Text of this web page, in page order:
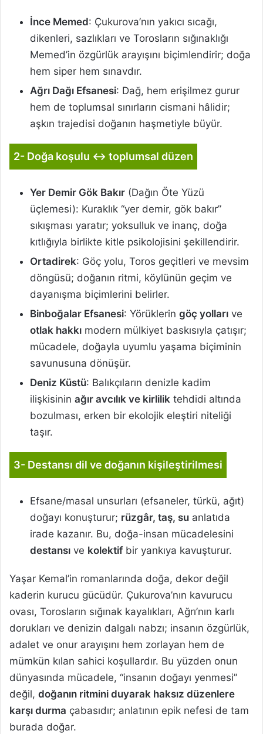
İnce Memed: Çukurova’nın yakıcı sıcağı,
dikenleri, sazlıkları ve Torosların sığınaklığı
Memed’in özgürlük arayışını biçimlendirir; doğa
hem siper hem sınavdır.
Ağrı Dağı Efsanesi: Dağ, hem erişilmez gurur
hem de toplumsal sınırların cismani hâlidir;
aşkın trajedisi doğanın haşmetiyle büyür.
2- Doğa koşulu ↔ toplumsal düzen
Yer Demir Gök Bakır (Dağın Öte Yüzü
üçlemesi): Kuraklık “yer demir, gök bakır”
sıkışması yaratır; yoksulluk ve inanç, doğa
kıtlığıyla birlikte kitle psikolojisini şekillendirir.
Ortadirek: Göç yolu, Toros geçitleri ve mevsim
döngüsü; doğanın ritmi, köylünün geçim ve
dayanışma biçimlerini belirler.
Binboğalar Efsanesi: Yörüklerin göç yolları ve
otlak hakkı modern mülkiyet baskısıyla çatışır;
mücadele, doğayla uyumlu yaşama biçiminin
savunusuna dönüşür.
Deniz Küstü: Balıkçıların denizle kadim
ilişkisinin ağır avcılık ve kirlilik tehdidi altında
bozulması, erken bir ekolojik eleştiri niteliği
taşır.
3- Destansı dil ve doğanın kişileştirilmesi
Efsane/masal unsurları (efsaneler, türkü, ağıt)
doğayı konuşturur; rüzgâr, taş, su anlatıda
irade kazanır. Bu, doğa-insan mücadelesini
destansı ve kolektifbir yankıya kavuşturur.
Yaşar Kemal’in romanlarında doğa, dekor değil
kaderin kurucu gücüdür. Çukurova’nın kavurucu
ovası, Torosların sığınak kayalıkları, Ağrı’nın karlı
dorukları ve denizin dalgalı nabzı; insanın özgürlük,
adalet ve onur arayışını hem zorlayan hem de
mümkün kılan sahici koşullardır. Bu yüzden onun
dünyasında mücadele, “insanın doğayı yenmesi”
değil, doğanın ritmini duyarak haksız düzenlere
karşı durma çabasıdır; anlatının epik nefesi de tam
burada doğar.